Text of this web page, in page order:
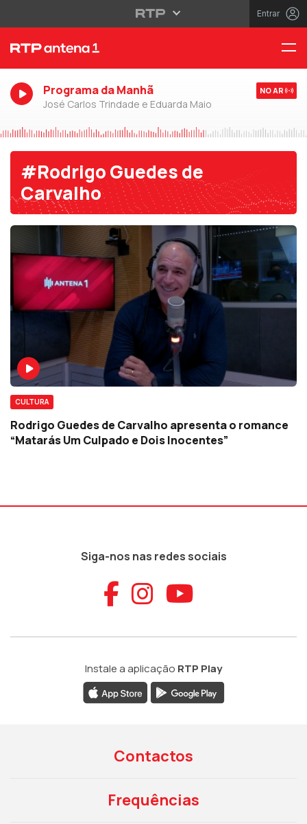
Entrar
Programa da Manhã
José Carlos Trindade e Eduarda Maio
NO AR
#Rodrigo Guedes de
Carvalho
CULTURA
Rodrigo Guedes de Carvalho apresenta o romance
“Matarás Um Culpado e Dois Inocentes”
Siga-nos nas redes sociais
Aceder ao
Aceder ao
Aceder
Instale a aplicação RTP Play
Contactos
Frequências